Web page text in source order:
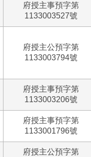
府授主事預字第
1133003527號
府授主公預字第
1133003794號
府授主事預字第
1133003206號
府授主事預字第
1133001796號
府授主公預字第